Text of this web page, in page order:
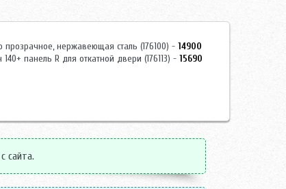
прозрачное, нержавеющая сталь (176100) - 14900
панель R для откатной двери (176113) - 15690
сайта.